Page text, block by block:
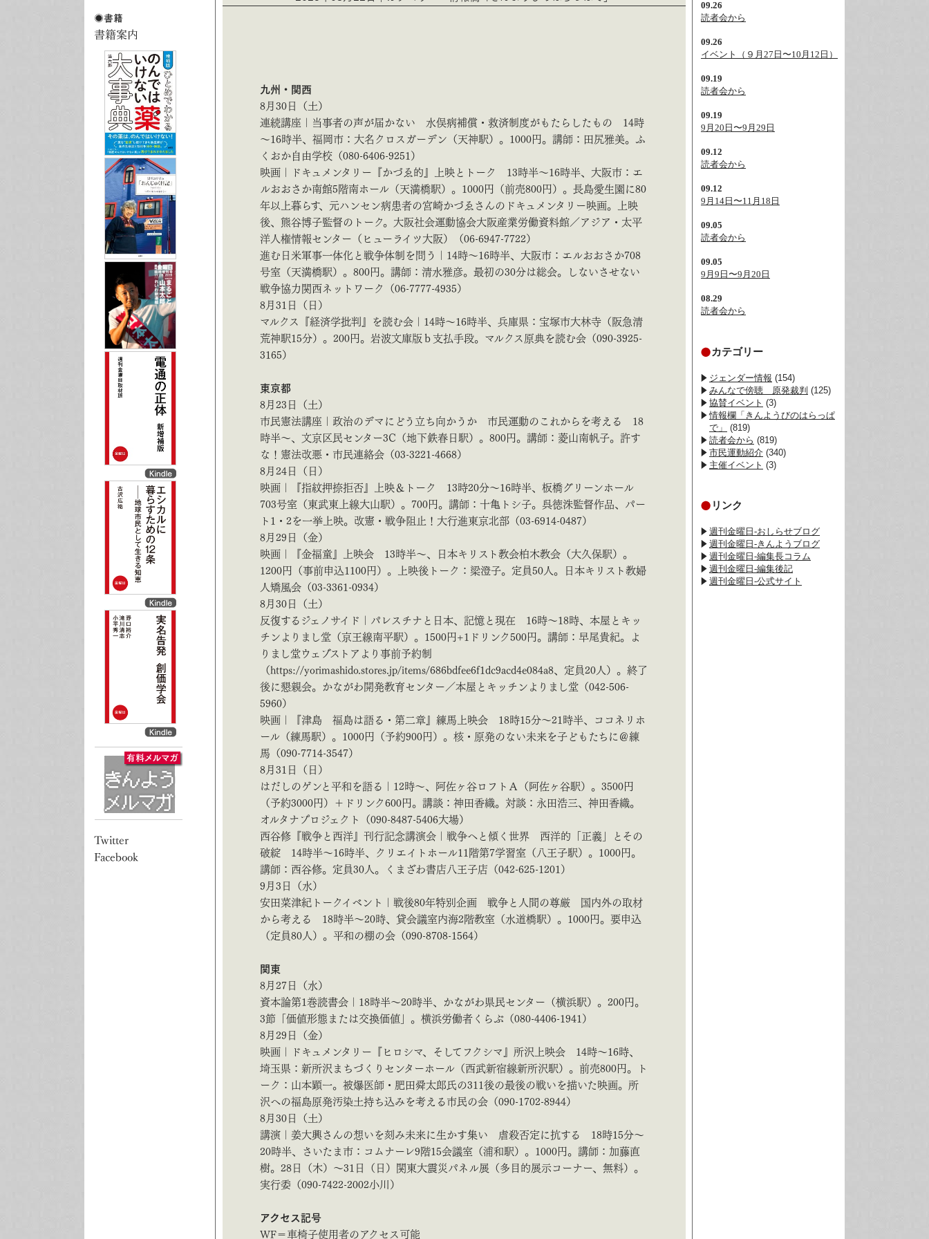
九州・関西
8月30日（土）
連続講座｜当事者の声が届かない 水俣病補償・救済制度がもたらしたもの 14時
～16時半、福岡市：大名クロスガーデン（天神駅）。1000円。講師：田尻雅美。ふ
くおか自由学校（080-6406-9251）
映画｜ドキュメンタリー『かづゑ的』上映とトーク 13時半～16時半、大阪市：エ
ルおおさか南館5階南ホール（天満橋駅）。1000円（前売800円）。長島愛生園に80
年以上暮らす、元ハンセン病患者の宮崎かづゑさんのドキュメンタリー映画。上映
後、熊谷博子監督のトーク。大阪社会運動協会大阪産業労働資料館／アジア・太平
洋人権情報センター（ヒューライツ大阪）（06-6947-7722）
進む日米軍事一体化と戦争体制を問う｜14時～16時半、大阪市：エルおおさか708
号室（天満橋駅）。800円。講師：清水雅彦。最初の30分は総会。しないさせない
戦争協力関西ネットワーク（06-7777-4935）
8月31日（日）
マルクス『経済学批判』を読む会｜14時～16時半、兵庫県：宝塚市大林寺（阪急清
荒神駅15分）。200円。岩波文庫版ｂ支払手段。マルクス原典を読む会（090-3925-
3165）
東京都
8月23日（土）
市民憲法講座｜政治のデマにどう立ち向かうか 市民運動のこれからを考える 18
時半～、文京区民センター3C（地下鉄春日駅）。800円。講師：菱山南帆子。許す
な！憲法改悪・市民連絡会（03-3221-4668）
8月24日（日）
映画｜『指紋押捺拒否』上映＆トーク 13時20分～16時半、板橋グリーンホール
703号室（東武東上線大山駅）。700円。講師：十亀トシ子。呉徳洙監督作品、パー
ト1・2を一挙上映。改憲・戦争阻止！大行進東京北部（03-6914-0487）
8月29日（金）
映画｜『金福童』上映会 13時半～、日本キリスト教会柏木教会（大久保駅）。
1200円（事前申込1100円）。上映後トーク：梁澄子。定員50人。日本キリスト教婦
人矯風会（03-3361-0934）
8月30日（土）
反復するジェノサイド｜パレスチナと日本、記憶と現在 16時～18時、本屋とキッ
チンよりまし堂（京王線南平駅）。1500円+1ドリンク500円。講師：早尾貴紀。よ
りまし堂ウェブストアより事前予約制
（https://yorimashido.stores.jp/items/686bdfee6f1dc9acd4e084a8、定員20人）。終了
後に懇親会。かながわ開発教育センター／本屋とキッチンよりまし堂（042-506-
5960）
映画｜『津島 福島は語る・第二章』練馬上映会 18時15分～21時半、ココネリホ
ール（練馬駅）。1000円（予約900円）。核・原発のない未来を子どもたちに＠練
馬（090-7714-3547）
8月31日（日）
はだしのゲンと平和を語る｜12時～、阿佐ヶ谷ロフトＡ（阿佐ヶ谷駅）。3500円
（予約3000円）＋ドリンク600円。講談：神田香織。対談：永田浩三、神田香織。
オルタナプロジェクト（090-8487-5406大場）
西谷修『戦争と西洋』刊行記念講演会｜戦争へと傾く世界 西洋的「正義」とその
破綻 14時半～16時半、クリエイトホール11階第7学習室（八王子駅）。1000円。
講師：西谷修。定員30人。くまざわ書店八王子店（042-625-1201）
9月3日（水）
安田菜津紀トークイベント｜戦後80年特別企画 戦争と人間の尊厳 国内外の取材
から考える 18時半～20時、貸会議室内海2階教室（水道橋駅）。1000円。要申込
（定員80人）。平和の棚の会（090-8708-1564）
関東
8月27日（水）
資本論第1巻読書会｜18時半～20時半、かながわ県民センター（横浜駅）。200円。
3節「価値形態または交換価値」。横浜労働者くらぶ（080-4406-1941）
8月29日（金）
映画｜ドキュメンタリー『ヒロシマ、そしてフクシマ』所沢上映会 14時～16時、
埼玉県：新所沢まちづくりセンターホール（西武新宿線新所沢駅）。前売800円。ト
ーク：山本顕一。被爆医師・肥田舜太郎氏の311後の最後の戦いを描いた映画。所
沢への福島原発汚染土持ち込みを考える市民の会（090-1702-8944）
8月30日（土）
講演｜姜大興さんの想いを刻み未来に生かす集い 虐殺否定に抗する 18時15分～
20時半、さいたま市：コムナーレ9階15会議室（浦和駅）。1000円。講師：加藤直
樹。28日（木）～31日（日）関東大震災パネル展（多目的展示コーナー、無料）。
実行委（090-7422-2002小川）
アクセス記号
WF＝車椅子使用者のアクセス可能
09.26
読者会から
09.26
イベント（９月27日〜10月12日）
09.19
読者会から
09.19
9月20日〜9月29日
09.12
読者会から
09.12
9月14日〜11月18日
09.05
読者会から
09.05
9月9日〜9月20日
08.29
読者会から
カテゴリー
ジェンダー情報 (154)
みんなで傍聴 原発裁判 (125)
協賛イベント (3)
情報欄「きんようびのはらっぱ
で」
(819)
読者会から (819)
市民運動紹介 (340)
主催イベント (3)
リンク
週刊金曜日-おしらせブログ
週刊金曜日-きんようブログ
週刊金曜日-編集長コラム
週刊金曜日-編集後記
週刊金曜日-公式サイト